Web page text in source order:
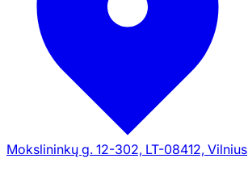
Mokslininkų g. 12-302, LT-08412, Vilnius